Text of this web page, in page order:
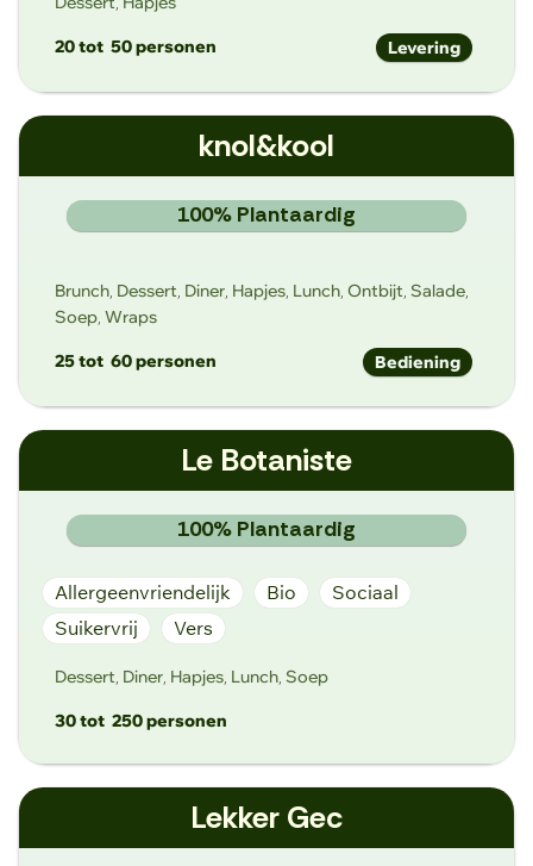
20 tot 50 personen Levering
www.karoot.gent
Phoenixstraat 77, 9000 Gent
knol&kool
100% Plantaardig
Brunch Dessert Diner Hapjes Lunch Ontbijt Salade
Soep Wraps
25 tot 60 personen Bediening
www.knolkool.be
Heilige Geeststraat 30, 9000 Gent
Le Botaniste
100% Plantaardig
Allergeenvriendelijk Bio
Sociaal
Suikervrij
Vers
Dessert Diner Hapjes Lunch Soep
30 tot 250 personen
https://lebotaniste.eu/nl/home-nl/
Hoornstraat 13, 9000 Gent
Lekker Gec